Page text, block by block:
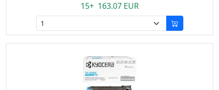
15+ 163.07 EUR